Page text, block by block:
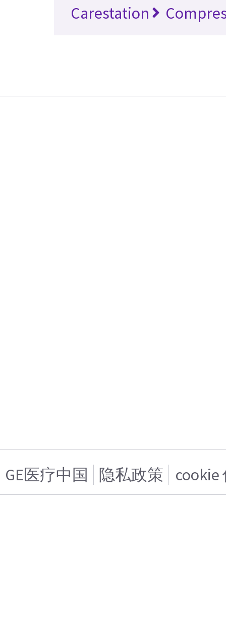
Carestation
GE医疗中国 隐私政策 cookie